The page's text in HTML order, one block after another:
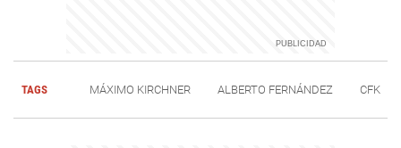
TAGS MÁXIMO KIRCHNER ALBERTO FERNÁNDEZ CFK